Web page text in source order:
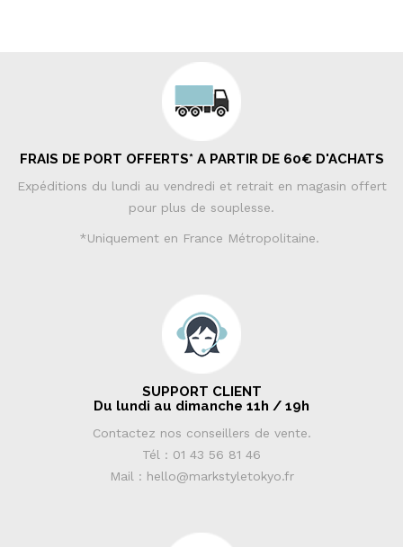
FRAIS DE PORT OFFERTS* A PARTIR DE 60€ D'ACHATS
Expéditions du lundi au vendredi et retrait en magasin offert
pour plus de souplesse.
*Uniquement en France Métropolitaine.
SUPPORT CLIENT
Du lundi au dimanche 11h / 19h
Contactez nos conseillers de vente.
Tél : 01 43 56 81 46
Mail : hello@markstyletokyo.fr